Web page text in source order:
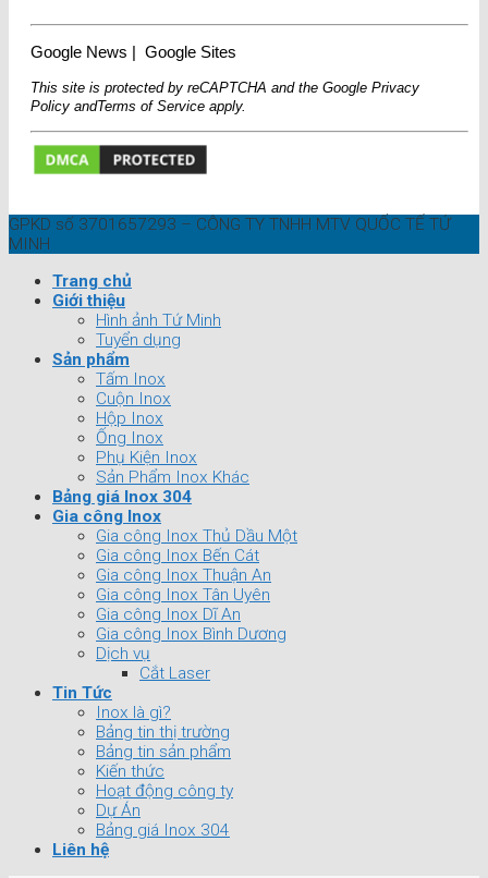
Google News | Google Sites
This site is protected by reCAPTCHA and the Google Privacy
Policy andTerms of Service apply.
GPKD số 3701657293 – CÔNG TY TNHH MTV QUỐC TẾ TỨ
MINH
Trang chủ
Giới thiệu
Hình ảnh Tứ Minh
Tuyển dụng
Sản phẩm
Tấm Inox
Cuộn Inox
Hộp Inox
Ống Inox
Phụ Kiện Inox
Sản Phẩm Inox Khác
Bảng giá Inox 304
Gia công Inox
Gia công Inox Thủ Dầu Một
Gia công Inox Bến Cát
Gia công Inox Thuận An
Gia công Inox Tân Uyên
Gia công Inox Dĩ An
Gia công Inox Bình Dương
Dịch vụ
Cắt Laser
Tin Tức
Inox là gì?
Bảng tin thị trường
Bảng tin sản phẩm
Kiến thức
Hoạt động công ty
Dự Án
Bảng giá Inox 304
Liên hệ